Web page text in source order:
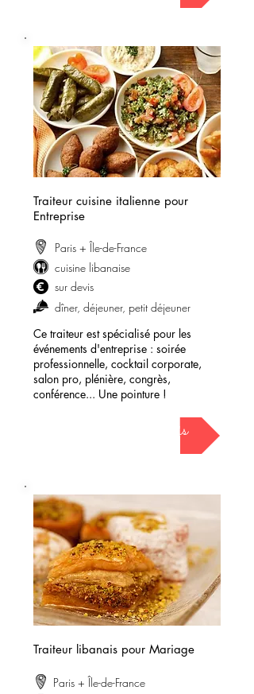
Traiteur cuisine italienne pour
Entreprise
Paris + Île-de-France
cuisine libanaise
sur devis
dîner, déjeuner, petit déjeuner
Ce traiteur est spécialisé pour les
événements d'entreprise : soirée
professionnelle, cocktail corporate,
salon pro, plénière, congrès,
conférence... Une pointure !
demander mon devis
Traiteur libanais pour Mariage
Paris + Île-de-France